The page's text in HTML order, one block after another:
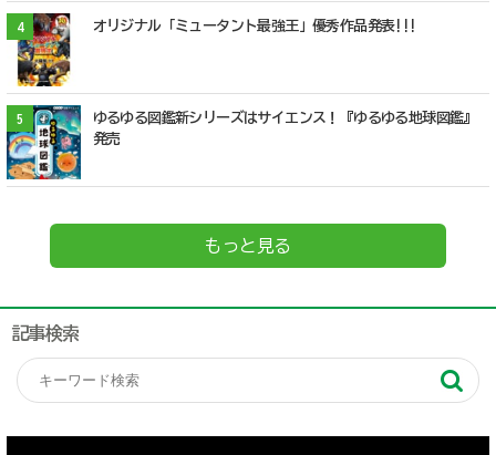
4 オリジナル「ミュータント最強王」優秀作品発表!!!
5
ゆるゆる図鑑新シリーズはサイエンス！『ゆるゆる地球図鑑』
発売
もっと見る
記事検索